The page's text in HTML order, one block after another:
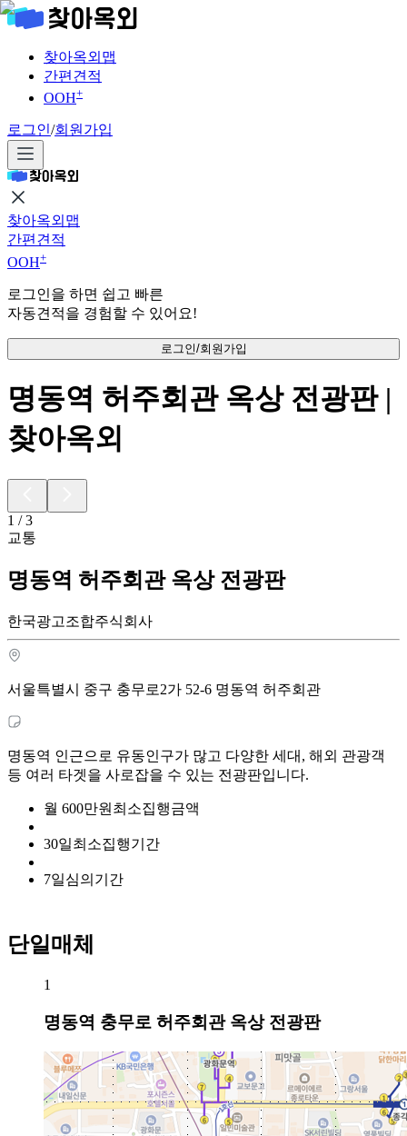
찾아옥외맵
간편견적
OOH+
로그인/회원가입
찾아옥외맵
간편견적
OOH+
로그인을 하면 쉽고 빠른
자동견적을 경험할 수 있어요!
로그인/회원가입
명동역 허주회관 옥상 전광판 |
찾아옥외
1 /3
교통
명동역 허주회관 옥상 전광판
한국광고조합주식회사
서울특별시 중구 충무로2가 52-6 명동역 허주회관
명동역 인근으로 유동인구가 많고 다양한 세대, 해외 관광객
등 여러 타겟을 사로잡을 수 있는 전광판입니다.
월 600만원 최소집행금액
30일최소집행기간
7일심의기간
단일매체
1
명동역 충무로 허주회관 옥상 전광판